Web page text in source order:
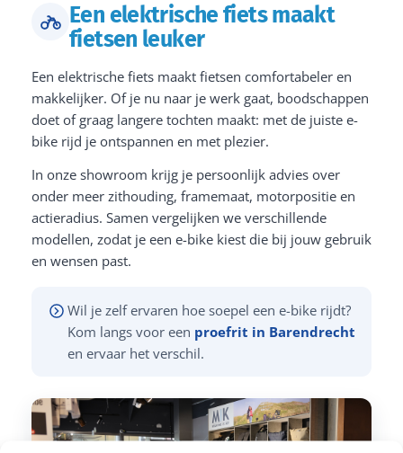
Een elektrische fiets maakt
fietsen leuker
Een elektrische fiets maakt fietsen comfortabeler en
makkelijker. Of je nu naar je werk gaat, boodschappen
doet of graag langere tochten maakt: met de juiste e-
bike rijd je ontspannen en met plezier.
In onze showroom krijg je persoonlijk advies over
onder meer zithouding, framemaat, motorpositie en
actieradius. Samen vergelijken we verschillende
modellen, zodat je een e-bike kiest die bij jouw gebruik
en wensen past.
Wil je zelf ervaren hoe soepel een e-bike rijdt?
Kom langs voor een proefrit in Barendrecht
en ervaar het verschil.